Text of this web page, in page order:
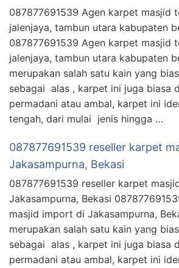
087877691539 Agen karpet masjid
jalenjaya, tambun utara kabupaten
087877691539 Agen karpet masjid
jalenjaya, tambun utara kabupaten
merupakan salah satu kain yang
sebagai alas , karpet ini juga biasa
permadani atau ambal, karpet ini
tengah, dari mulai jenis hingga …
087877691539 reseller karpet
Jakasampurna, Bekasi
087877691539 reseller karpet
Jakasampurna, Bekasi
masjid import di Jakasampurna,
merupakan salah satu kain yang
sebagai alas , karpet ini juga biasa
permadani atau ambal, karpet ini